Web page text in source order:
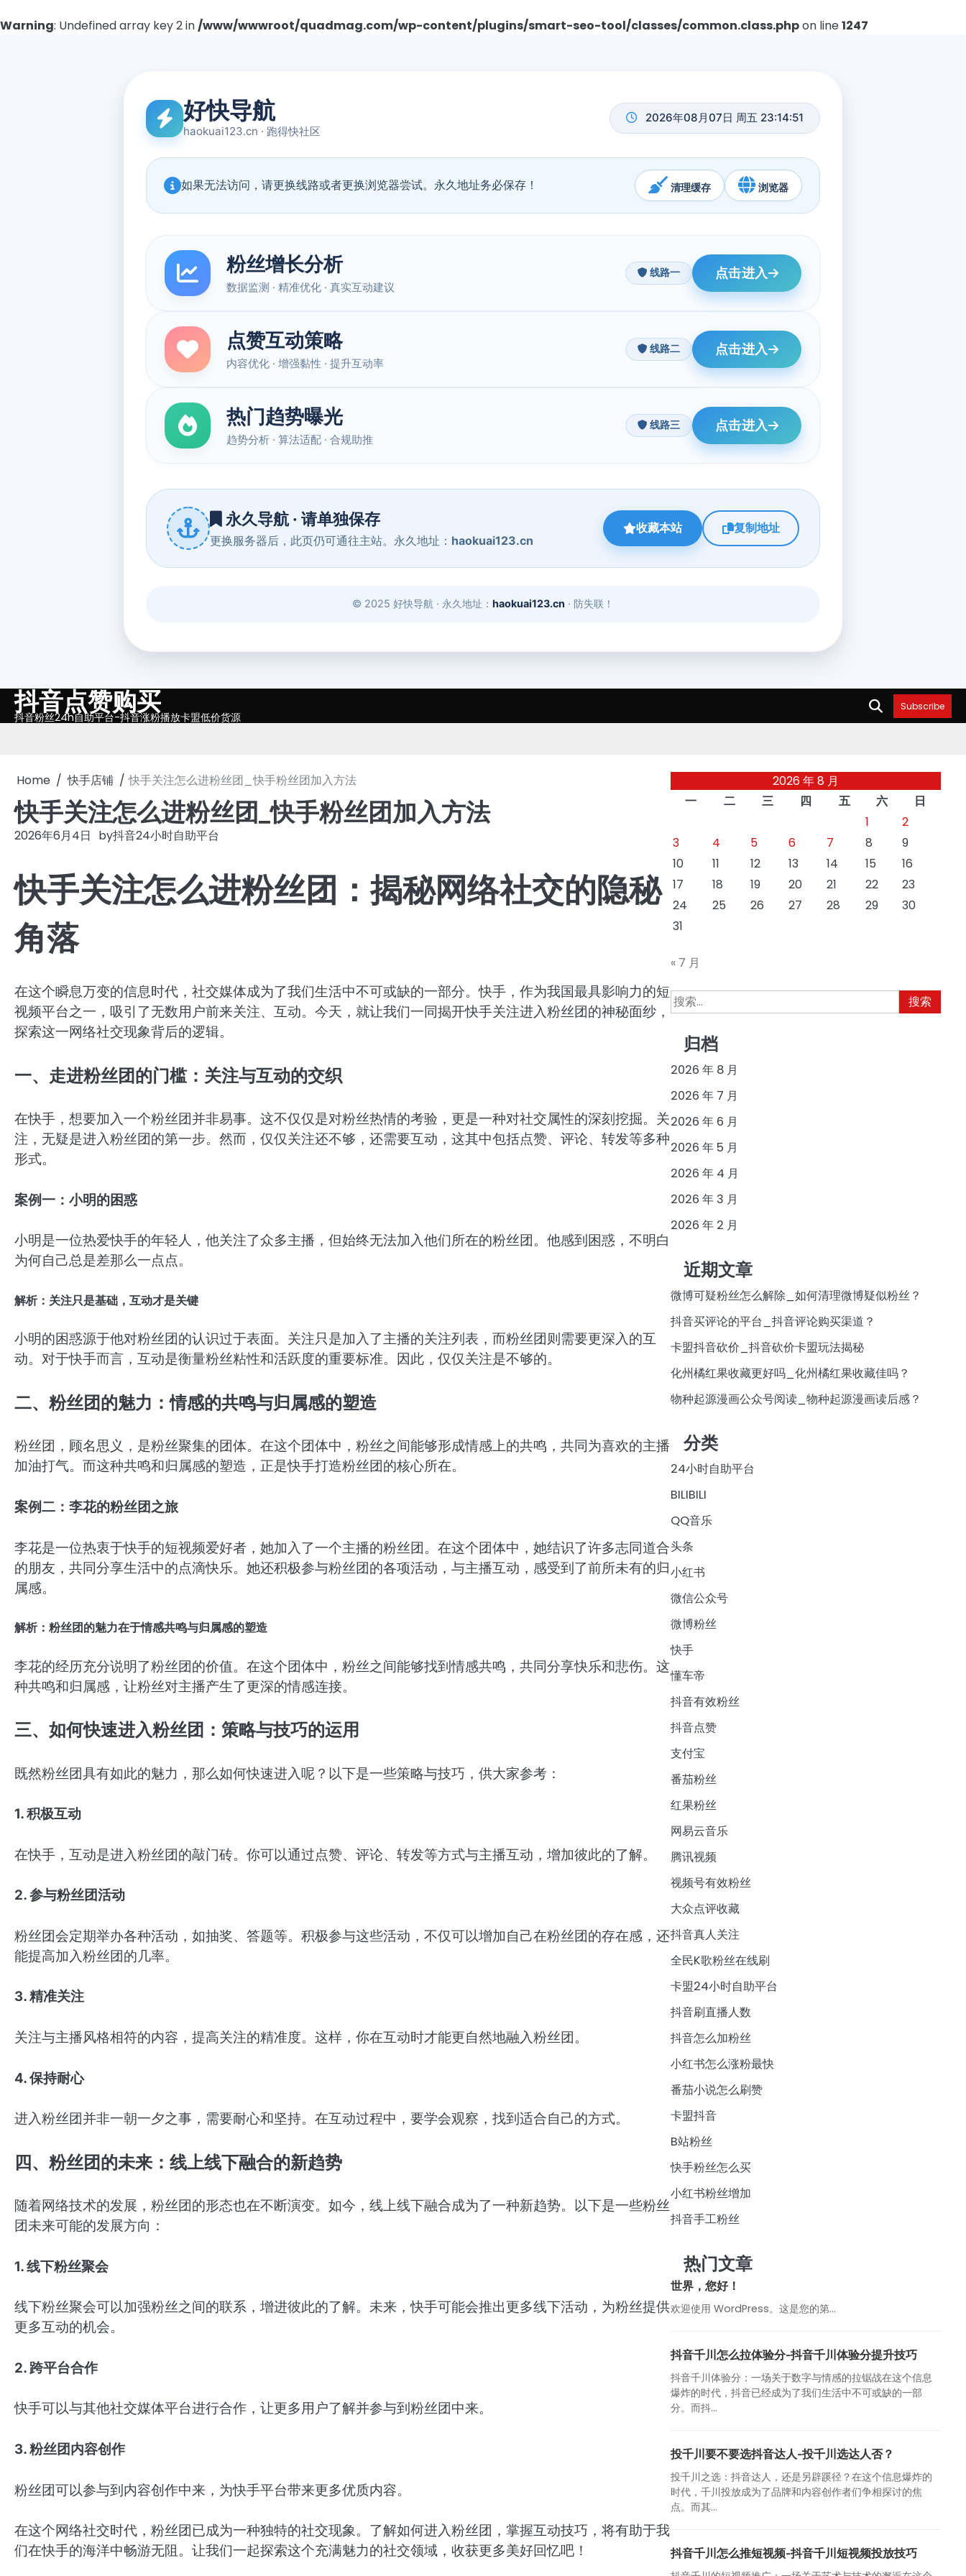
Warning: Undefined array key 2 in/www/wwwroot/quadmag.com/wp-content/plugins/smart-seo-tool/classes/common.class.phpon line1247
Skip抖音点赞购买
抖音粉丝24h自助平台-抖音涨粉播放卡盟低价货源
Subscribe
Home 快手店铺 快手关注怎么进粉丝团_快手粉丝团加入方法
快手关注怎么进粉丝团_快手粉丝团加入方法
2026年6月4日 by抖音24小时自助平台
快手关注怎么进粉丝团：揭秘网络社交的隐秘
角落
在这个瞬息万变的信息时代，社交媒体成为了我们生活中不可或缺的一部分。快手，作为我国最具影响力的短
视频平台之一，吸引了无数用户前来关注、互动。今天，就让我们一同揭开快手关注进入粉丝团的神秘面纱，
探索这一网络社交现象背后的逻辑。
一、走进粉丝团的门槛：关注与互动的交织
在快手，想要加入一个粉丝团并非易事。这不仅仅是对粉丝热情的考验，更是一种对社交属性的深刻挖掘。关
注，无疑是进入粉丝团的第一步。然而，仅仅关注还不够，还需要互动，这其中包括点赞、评论、转发等多种
形式。
案例一：小明的困惑
小明是一位热爱快手的年轻人，他关注了众多主播，但始终无法加入他们所在的粉丝团。他感到困惑，不明白
为何自己总是差那么一点点。
解析：关注只是基础，互动才是关键
小明的困惑源于他对粉丝团的认识过于表面。关注只是加入了主播的关注列表，而粉丝团则需要更深入的互
动。对于快手而言，互动是衡量粉丝粘性和活跃度的重要标准。因此，仅仅关注是不够的。
二、粉丝团的魅力：情感的共鸣与归属感的塑造
粉丝团，顾名思义，是粉丝聚集的团体。在这个团体中，粉丝之间能够形成情感上的共鸣，共同为喜欢的主播
加油打气。而这种共鸣和归属感的塑造，正是快手打造粉丝团的核心所在。
案例二：李花的粉丝团之旅
李花是一位热衷于快手的短视频爱好者，她加入了一个主播的粉丝团。在这个团体中，她结识了许多志同道合
的朋友，共同分享生活中的点滴快乐。她还积极参与粉丝团的各项活动，与主播互动，感受到了前所未有的归
属感。
解析：粉丝团的魅力在于情感共鸣与归属感的塑造
李花的经历充分说明了粉丝团的价值。在这个团体中，粉丝之间能够找到情感共鸣，共同分享快乐和悲伤。这
种共鸣和归属感，让粉丝对主播产生了更深的情感连接。
三、如何快速进入粉丝团：策略与技巧的运用
既然粉丝团具有如此的魅力，那么如何快速进入呢？以下是一些策略与技巧，供大家参考：
1. 积极互动
在快手，互动是进入粉丝团的敲门砖。你可以通过点赞、评论、转发等方式与主播互动，增加彼此的了解。
2. 参与粉丝团活动
粉丝团会定期举办各种活动，如抽奖、答题等。积极参与这些活动，不仅可以增加自己在粉丝团的存在感，还
能提高加入粉丝团的几率。
3. 精准关注
关注与主播风格相符的内容，提高关注的精准度。这样，你在互动时才能更自然地融入粉丝团。
4. 保持耐心
进入粉丝团并非一朝一夕之事，需要耐心和坚持。在互动过程中，要学会观察，找到适合自己的方式。
四、粉丝团的未来：线上线下融合的新趋势
随着网络技术的发展，粉丝团的形态也在不断演变。如今，线上线下融合成为了一种新趋势。以下是一些粉丝
团未来可能的发展方向：
1. 线下粉丝聚会
线下粉丝聚会可以加强粉丝之间的联系，增进彼此的了解。未来，快手可能会推出更多线下活动，为粉丝提供
更多互动的机会。
2. 跨平台合作
快手可以与其他社交媒体平台进行合作，让更多用户了解并参与到粉丝团中来。
3. 粉丝团内容创作
粉丝团可以参与到内容创作中来，为快手平台带来更多优质内容。
在这个网络社交时代，粉丝团已成为一种独特的社交现象。了解如何进入粉丝团，掌握互动技巧，将有助于我
们在快手的海洋中畅游无阻。让我们一起探索这个充满魅力的社交领域，收获更多美好回忆吧！
2026 年 8 月
一
二 三 四 五 六
日
1
2
3
4 5 6 7 8
9
10
11 12 13 14 15
16
17
18 19 20 21 22
23
24
25 26 27 28 29
30
31
« 7 月
搜
索：
归档
2026 年 8 月
2026 年 7 月
2026 年 6 月
2026 年 5 月
2026 年 4 月
2026 年 3 月
2026 年 2 月
近期文章
微博可疑粉丝怎么解除_如何清理微博疑似粉丝？
抖音买评论的平台_抖音评论购买渠道？
卡盟抖音砍价_抖音砍价卡盟玩法揭秘
化州橘红果收藏更好吗_化州橘红果收藏佳吗？
物种起源漫画公众号阅读_物种起源漫画读后感？
分类
24小时自助平台
BILIBILI
QQ音乐
头条
小红书
微信公众号
微博粉丝
快手
懂车帝
抖音有效粉丝
抖音点赞
支付宝
番茄粉丝
红果粉丝
网易云音乐
腾讯视频
视频号有效粉丝
大众点评收藏
抖音真人关注
全民K歌粉丝在线刷
卡盟24小时自助平台
抖音刷直播人数
抖音怎么加粉丝
小红书怎么涨粉最快
番茄小说怎么刷赞
卡盟抖音
B站粉丝
快手粉丝怎么买
小红书粉丝增加
抖音手工粉丝
热门文章
世界，您好！
欢迎使用 WordPress。这是您的第…
抖音千川怎么拉体验分-抖音千川体验分提升技巧
抖音千川体验分：一场关于数字与情感的拉锯战在这个信息
爆炸的时代，抖音已经成为了我们生活中不可或缺的一部
分。而抖...
投千川要不要选抖音达人-投千川选达人否？
投千川之选：抖音达人，还是另辟蹊径？在这个信息爆炸的
时代，千川投放成为了品牌和内容创作者们争相探讨的焦
点。而其...
抖音千川怎么推短视频-抖音千川短视频投放技巧